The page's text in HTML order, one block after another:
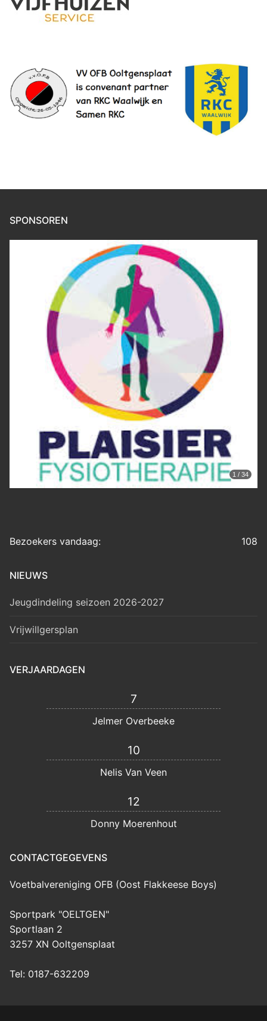
SPONSOREN
1 / 34
108
Bezoekers vandaag:
NIEUWS
Jeugdindeling seizoen 2026-2027
Vrijwillgersplan
VERJAARDAGEN
7
Jelmer Overbeeke
10
Nelis Van Veen
12
Donny Moerenhout
CONTACTGEGEVENS
Voetbalvereniging OFB (Oost Flakkeese Boys)
Sportpark "OELTGEN"
Sportlaan 2
3257 XN Ooltgensplaat
Tel: 0187-632209